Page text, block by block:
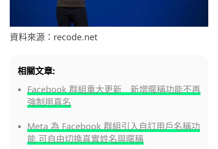
資料來源：recode.net
相關文章:
Facebook 群組重大更新 新增暱稱功能不再
強制用真名
Meta 為 Facebook 群組引入自訂用戶名稱功
能 可自由切換真實姓名與暱稱